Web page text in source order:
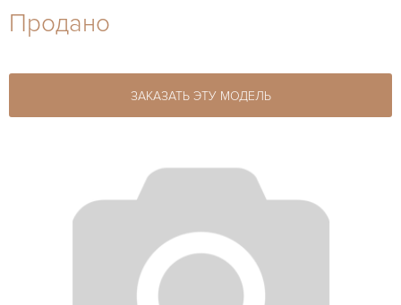
27-44
27-44
Продано
ЗАКАЗАТЬ ЭТУ МОДЕЛЬ